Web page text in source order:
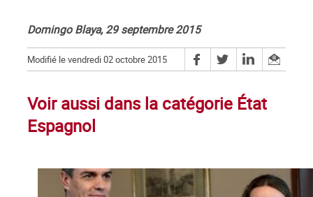
Domingo Blaya, 29 septembre 2015
Modifié le vendredi 02 octobre 2015
Voir aussi dans la catégorie État
Espagnol